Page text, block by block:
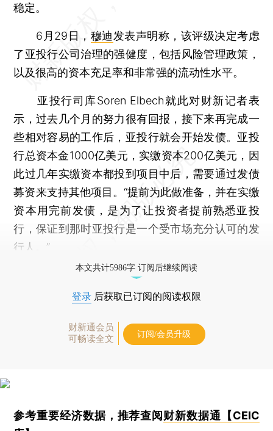
稳定。
6月29日， 穆迪发表声明称，该评级决定考虑
了亚投行公司治理的强健度，包括风险管理政策，
以及很高的资本充足率和非常强的流动性水平。
亚投行司库Soren Elbech就此对财新记者表
示，过去几个月的努力很有回报，接下来再完成一
些相对容易的工作后，亚投行就会开始发债。亚投
行总资本金1000亿美元，实缴资本200亿美元，因
此过几年实缴资本都投到项目中后，需要通过发债
募资来支持其他项目。“提前为此做准备，并在实缴
资本用完前发债，是为了让投资者提前熟悉亚投
行，保证到那时亚投行是一个受市场充分认可的发
行人。”
本文共计5986字 订阅后继续阅读
登录 后获取已订阅的阅读权限
财新通会员
可畅读全文
订阅/会员升级
参考重要经济数据，推荐查阅 财新数据通【CEIC